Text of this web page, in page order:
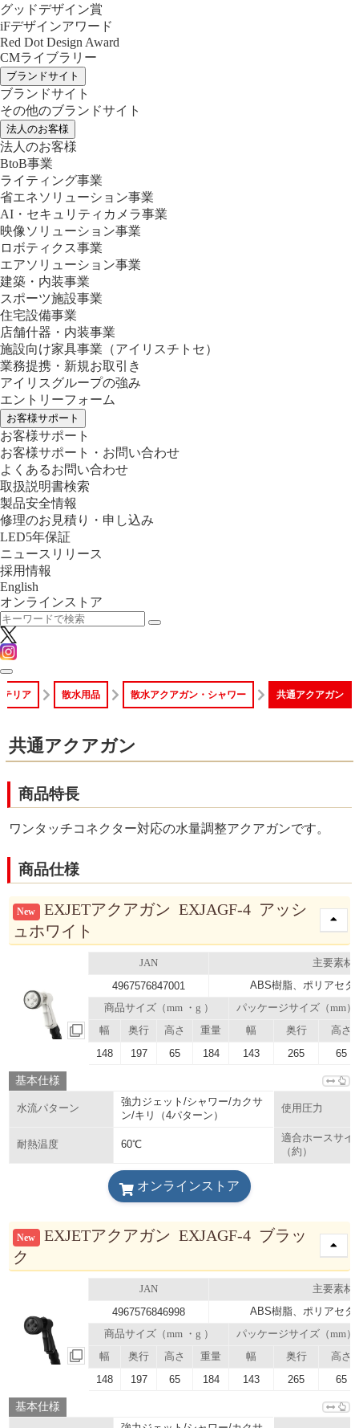
グッドデザイン賞
iFデザインアワード
Red Dot Design Award
CMライブラリー
ブランドサイト
ブランドサイト
その他のブランドサイト
法人のお客様
法人のお客様
BtoB事業
ライティング事業
省エネソリューション事業
AI・セキュリティカメラ事業
映像ソリューション事業
ロボティクス事業
エアソリューション事業
建築・内装事業
スポーツ施設事業
住宅設備事業
店舗什器・内装事業
施設向け家具事業 （アイリスチトセ）
業務提携・新規お取引き
アイリスグループの強み
エントリーフォーム
お客様サポート
お客様サポート
お客様サポート・お問い合わせ
よくあるお問い合わせ
取扱説明書検索
製品安全情報
修理のお見積り・申し込み
LED5年保証
ニュースリリース
採用情報
English
オンラインストア
テリア 散水用品 散水アクアガン・シャワー 共通アクアガン
共通アクアガン
商品特長
ワンタッチコネクター対応の水量調整アクアガンです。
商品仕様
New
EXJETアクアガン EXJAGF-4 アッシ
ュホワイト
JAN 主要素材
4967576847001 ABS樹脂、ポリアセタ
商品サイズ（mm ・g ）
パッケージサイズ（mm）
幅
奥行 高さ 重量 幅 奥行 高さ
148 197 65 184 143 265 65
基本仕様
水流パターン
強力ジェット/シャワー/カクサ
ン/キリ（4パターン）
使用圧力
耐熱温度 60℃
適合ホースサイ
（約）
オンラインストア
New
EXJETアクアガン EXJAGF-4 ブラッ
ク
JAN 主要素材
4967576846998 ABS樹脂、ポリアセタ
商品サイズ（mm ・g ）
パッケージサイズ（mm）
幅
奥行 高さ 重量 幅 奥行 高さ
148 197 65 184 143 265 65
基本仕様